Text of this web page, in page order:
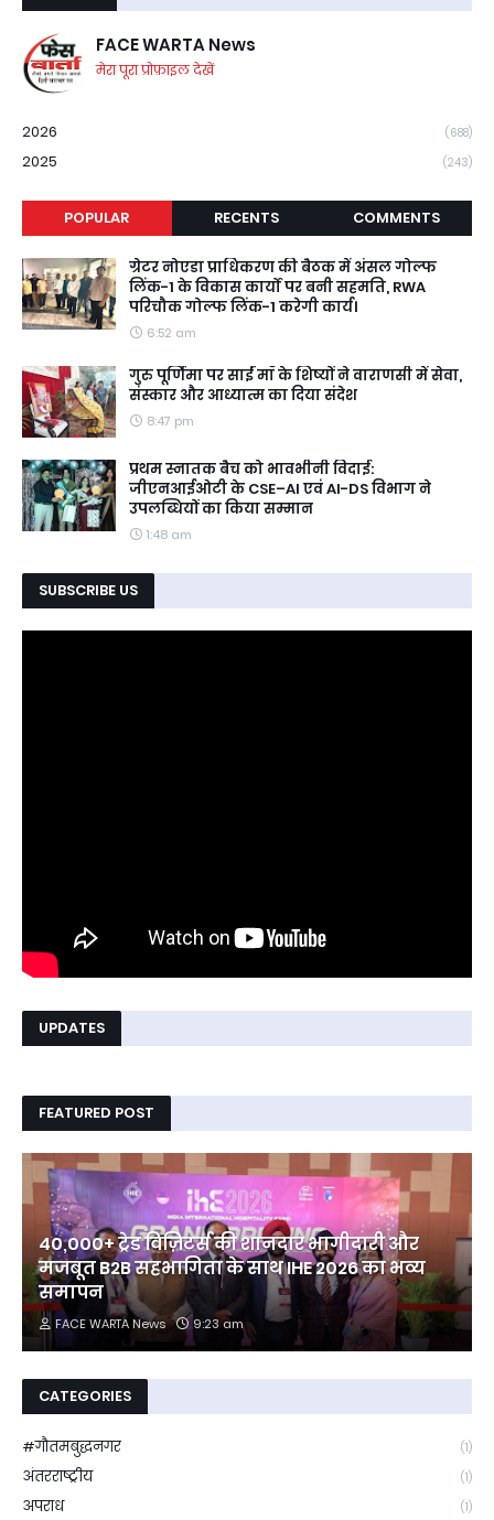
FACE WARTA News
मेरा पूरा प्रोफ़ाइल देखें
2026 (688)
2025 (243)
POPULAR RECENTS COMMENTS
ग्रेटर नोएडा प्राधिकरण की बैठक में अंसल गोल्फ
लिंक-1 के विकास कार्यों पर बनी सहमति, RWA
परिचौक गोल्फ लिंक-1 करेगी कार्य।
6:52 am
गुरु पूर्णिमा पर साईं माँ के शिष्यों ने वाराणसी में सेवा,
संस्कार और आध्यात्म का दिया संदेश
8:47 pm
प्रथम स्नातक बैच को भावभीनी विदाई:
जीएनआईओटी के CSE–AI एवं AI-DS विभाग ने
उपलब्धियों का किया सम्मान
1:48 am
SUBSCRIBE US
UPDATES
FEATURED POST
40,000+ ट्रेड विज़िटर्स की शानदार भागीदारी और
मजबूत B2B सहभागिता के साथ IHE 2026 का भव्य
समापन
FACE WARTA News 9:23 am
CATEGORIES
#गौतमबुद्धनगर (1)
अंतरराष्ट्रीय (1)
अपराध (1)